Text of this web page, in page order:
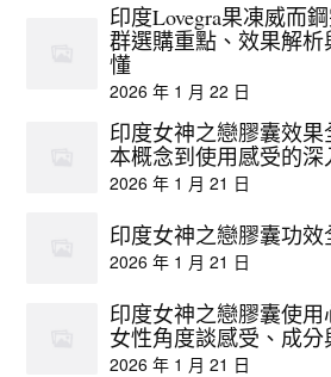
印度Lovegra果凍威而
群選購重點、效果解
懂
2026 年 1 月 22 日
印度女神之戀膠囊效
本概念到使用感受的深
2026 年 1 月 21 日
印度女神之戀膠囊功效
2026 年 1 月 21 日
印度女神之戀膠囊使
女性角度談感受、成分
2026 年 1 月 21 日